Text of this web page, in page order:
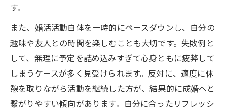
す。
また、婚活活動自体を一時的にペースダウンし、自分の
趣味や友人との時間を楽しむことも大切です。失敗例と
して、無理に予定を詰め込みすぎて心身ともに疲弊して
しまうケースが多く見受けられます。反対に、適度に休
憩を取りながら活動を継続した方が、結果的に成婚へと
繋がりやすい傾向があります。自分に合ったリフレッシ